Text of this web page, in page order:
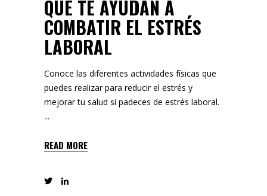
QUE TE AYUDAN A
COMBATIR EL ESTRÉS
LABORAL
Conoce las diferentes actividades físicas que
puedes realizar para reducir el estrés y
mejorar tu salud si padeces de estrés laboral.
READ MORE